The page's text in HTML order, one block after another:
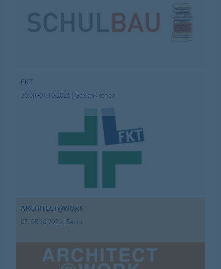
FKT
30.09.-01.10.2026 | Gelsenkirchen
ARCHITECT@WORK
07.-08.10.2026 | Berlin